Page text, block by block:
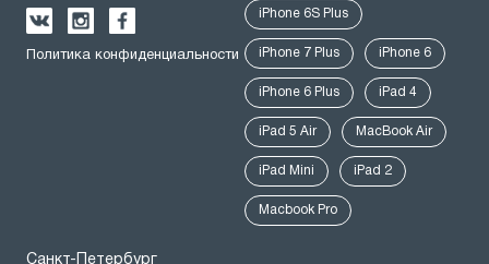
Политика конфиденциальности
iPhone 6S Plus
iPhone 7 Plus iPhone 6
iPhone 6 Plus iPad 4
iPad 5 Air MacBook Air
iPad Mini iPad 2
Macbook Pro
Санкт-Петербург